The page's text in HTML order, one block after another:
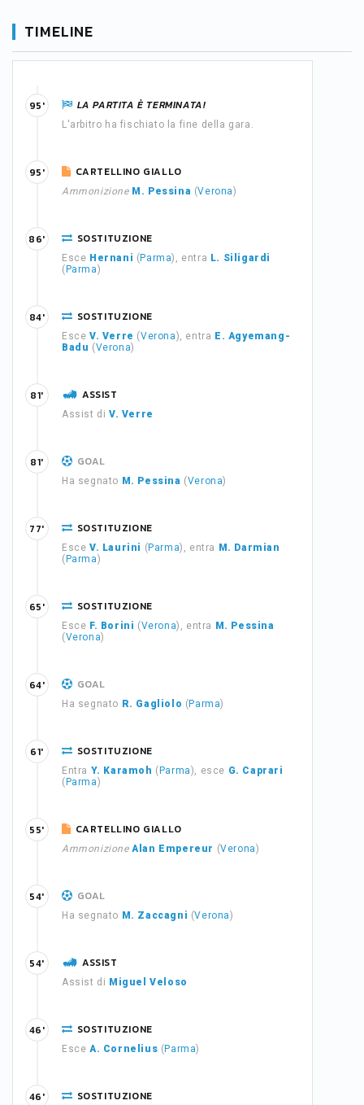
TIMELINE
LA PARTITA È TERMINATA!
L'arbitro ha fischiato la fine della gara.
95'
CARTELLINO GIALLO
Ammonizione M. Pessina (Verona)
95'
SOSTITUZIONE
Esce Hernani ( Parma), entra L. Siligardi
( Parma)
86'
SOSTITUZIONE
Esce V. Verre (Verona), entra E. Agyemang-
Badu (Verona)
84'
ASSIST
Assist di V. Verre
81'
GOAL
Ha segnato M. Pessina (Verona)
81'
SOSTITUZIONE
Esce V. Laurini ( Parma), entra
M. Darmian
( Parma)
77'
SOSTITUZIONE
Esce F. Borini (Verona), entra
M. Pessina
(Verona)
65'
GOAL
Ha segnato R. Gagliolo ( Parma)
64'
SOSTITUZIONE
Entra Y. Karamoh ( Parma), esce G. Caprari
( Parma)
61'
CARTELLINO GIALLO
Ammonizione Alan Empereur (Verona)
55'
GOAL
Ha segnato M. Zaccagni (Verona)
54'
ASSIST
Assist di Miguel Veloso
54'
SOSTITUZIONE
Esce A. Cornelius ( Parma)
46'
SOSTITUZIONE
46'